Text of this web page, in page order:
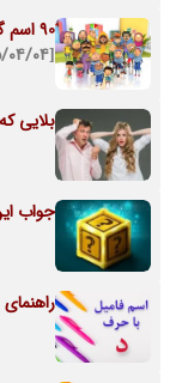
90 اسم گروه خفن برای گروه دورهمی دوستانه و خانوادگی
[۱۴۰۵/۰۴/۰۴]
بلایی
جواب